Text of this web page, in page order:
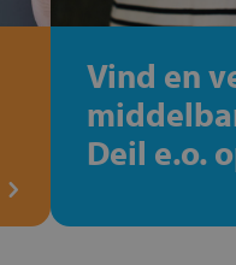
Vind en
Deil e.o.